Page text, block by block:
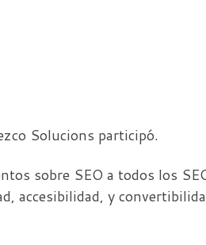
Solucions participó.
sobre SEO a todos los
accesibilidad, y